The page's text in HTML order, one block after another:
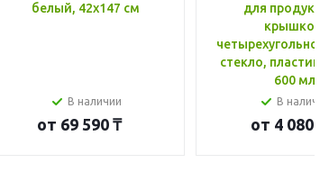
белый, 42x147 см
В наличии
от 69 590 ₸
для
крышкой,
стекло, пластик
600 мл
В
от 4 080 ₸